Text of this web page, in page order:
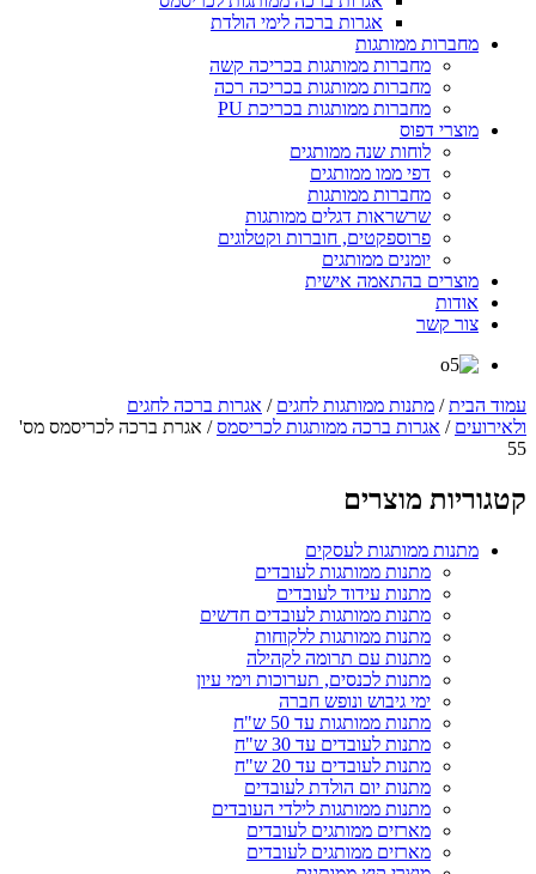
אגרות ברכה לימי הולדת
מחברות ממותגות
מחברות ממותגות בכריכה קשה
מחברות ממותגות בכריכה רכה
מחברות ממותגות בכריכת PU
מוצרי דפוס
לוחות שנה ממותגים
דפי ממו ממותגים
מחברות ממותגות
שרשראות דגלים ממותגות
פרוספקטים, חוברות וקטלוגים
יומנים ממותגים
מוצרים בהתאמה אישית
אודות
צור קשר
עמוד הבית/ מתנות ממותגות לחגים / אגרות ברכה לחגים
ולאירועים / אגרות ברכה ממותגות לכריסמס/ אגרת ברכה לכריסמס מס'
55
קטגוריות מוצרים
מתנות ממותגות לעסקים
מתנות ממותגות לעובדים
מתנות עידוד לעובדים
מתנות ממותגות לעובדים חדשים
מתנות ממותגות ללקוחות
מתנות עם תרומה לקהילה
מתנות לכנסים, תערוכות וימי עיון
ימי גיבוש ונופש חברה
מתנות ממותגות עד 50 ש"ח
מתנות לעובדים עד 30 ש"ח
מתנות לעובדים עד 20 ש"ח
מתנות יום הולדת לעובדים
מתנות ממותגות לילדי העובדים
מארזים ממותגים לעובדים
מארזים ממותגים לעובדים